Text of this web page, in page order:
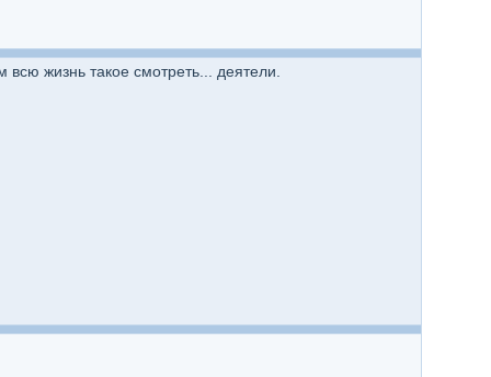
жизнь такое смотреть... деятели.